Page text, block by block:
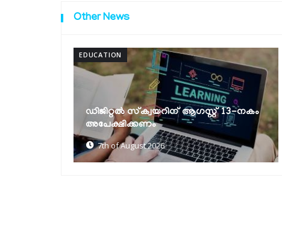
Other News
HEALTH
മരണാനന്തര അവയവദാന രംഗത്തെ
പുനരുജ്ജീവനത്തിന് കേരളത്തിന് ദേശീയ
പുരസ്കാരം
6th of August 2026